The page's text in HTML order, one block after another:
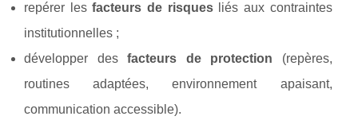
repérer lesfacteurs de risquesliés aux contraintes
institutionnelles ;
développer desfacteurs de protection (repères,
routines adaptées, environnement apaisant,
communication accessible).